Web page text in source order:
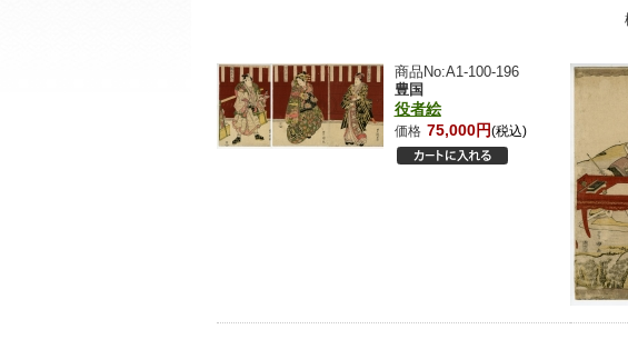
商品No:A1-100-196
豊国
役者絵
価格 75,000円(税込)